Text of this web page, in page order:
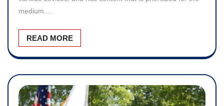
medium.…
READ MORE